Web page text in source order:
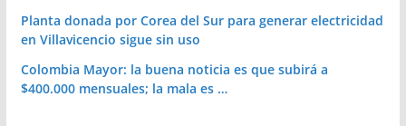
Planta donada por Corea del Sur para generar electricidad
en Villavicencio sigue sin uso
Colombia Mayor: la buena noticia es que subirá a
$400.000 mensuales; la mala es …